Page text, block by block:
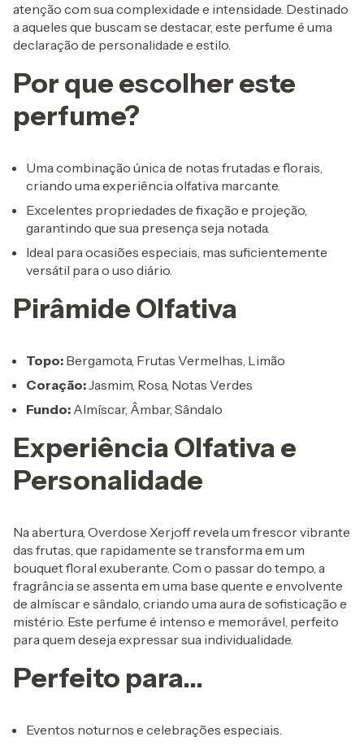
atenção com sua complexidade e intensidade. Destinado
a aqueles que buscam se destacar, este perfume é uma
declaração de personalidade e estilo.
Por que escolher este
perfume?
Uma combinação única de notas frutadas e florais,
criando uma experiência olfativa marcante.
Excelentes propriedades de fixação e projeção,
garantindo que sua presença seja notada.
Ideal para ocasiões especiais, mas suficientemente
versátil para o uso diário.
Pirâmide Olfativa
Topo: Bergamota, Frutas Vermelhas, Limão
Coração:Jasmim, Rosa, Notas Verdes
Fundo: Almíscar, Âmbar, Sândalo
Experiência Olfativa e
Personalidade
Na abertura, Overdose Xerjoff revela um frescor vibrante
das frutas, que rapidamente se transforma em um
bouquet floral exuberante. Com o passar do tempo, a
fragrância se assenta em uma base quente e envolvente
de almíscar e sândalo, criando uma aura de sofisticação e
mistério. Este perfume é intenso e memorável, perfeito
para quem deseja expressar sua individualidade.
Perfeito para...
Eventos noturnos e celebrações especiais.